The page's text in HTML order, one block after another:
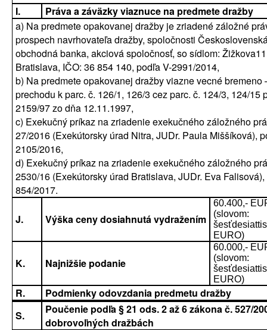
I.
Práva a záväzky viaznuce na predmete dražby
a) Na predmete opakovanej dražby je zriadené záložné
prospech navrhovateľa dražby, spoločnosti
obchodná banka, akciová spoločnosť, so sídlom:
Bratislava, IČO: 36 854 140, podľa V-2991/2014,
b) Na predmete opakovanej dražby viazne vecné bremeno
prechodu k parc. č. 126/1, 126/3 cez parc. č. 124/3, 124/15
2159/97 zo dňa 12.11.1997,
c) Exekučný príkaz na zriadenie exekučného záložného
27/2016 (Exekútorsky úrad Nitra, JUDr. Paula Miššíková),
2105/2016,
d) Exekučný príkaz na zriadenie exekučného záložného
2530/16 (Exekútorsky úrad Bratislava, JUDr. Eva
854/2017.
J. Výška ceny dosiahnutá vydražením
60.400,-
(slovom:
EURO)
K. Najnižšie podanie
60.000,-
(slovom:
EURO)
R.
Podmienky odovzdania predmetu dražby
S.
Poučenie podľa § 21 ods. 2 až 6 zákona č. 527/
dobrovoľných dražbách